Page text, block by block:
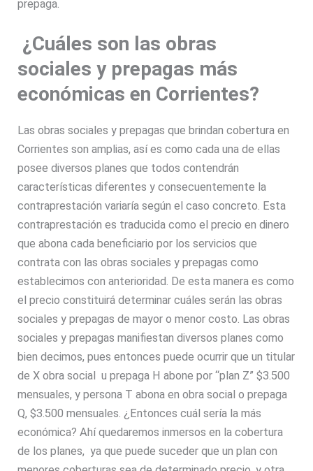
prepaga.
¿Cuáles son las obras
sociales y prepagas más
económicas en Corrientes?
Las obras sociales y prepagas que brindan cobertura en
Corrientes son amplias, así es como cada una de ellas
posee diversos planes que todos contendrán
características diferentes y consecuentemente la
contraprestación variaría según el caso concreto. Esta
contraprestación es traducida como el precio en dinero
que abona cada beneficiario por los servicios que
contrata con las obras sociales y prepagas como
establecimos con anterioridad. De esta manera es como
el precio constituirá determinar cuáles serán las obras
sociales y prepagas de mayor o menor costo. Las obras
sociales y prepagas manifiestan diversos planes como
bien decimos, pues entonces puede ocurrir que un titular
de X obra social u prepaga H abone por “plan Z” $3.500
mensuales, y persona T abona en obra social o prepaga
Q, $3.500 mensuales. ¿Entonces cuál sería la más
económica? Ahí quedaremos inmersos en la cobertura
de los planes, ya que puede suceder que un plan con